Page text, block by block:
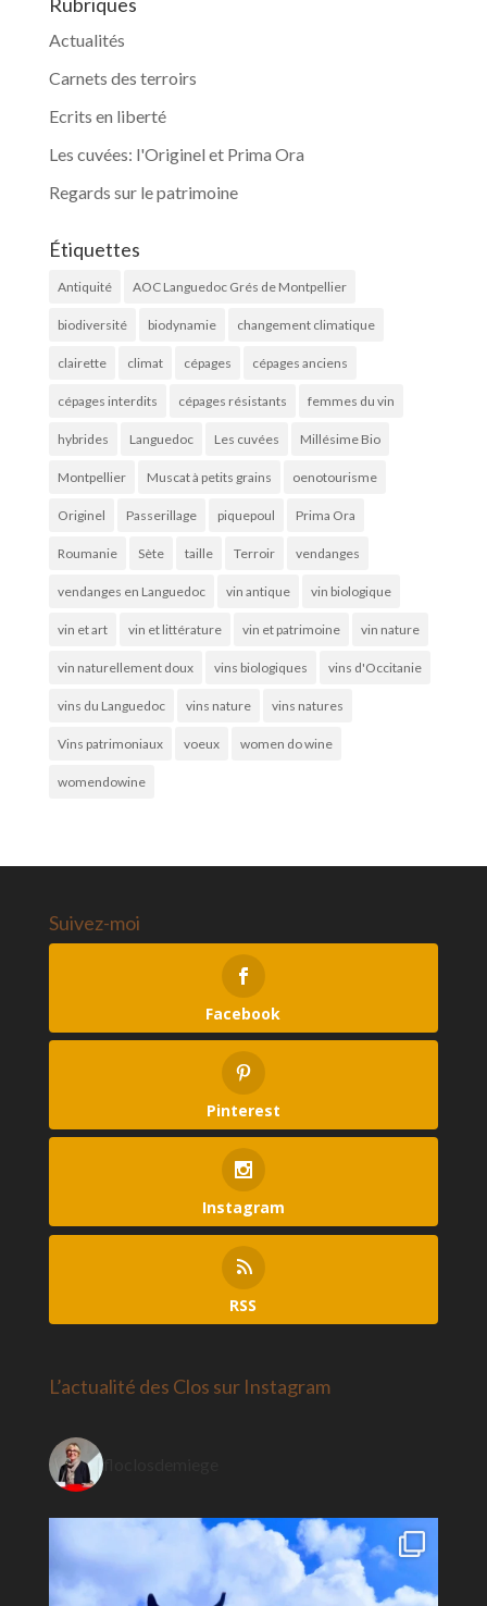
Actualités
Carnets des terroirs
Ecrits en liberté
Les cuvées: l'Originel et Prima Ora
Regards sur le patrimoine
Étiquettes
Antiquité AOC Languedoc Grés de Montpellier
biodiversité biodynamie changement climatique
clairette climat cépages cépages anciens
cépages interdits cépages résistants femmes du vin
hybrides Languedoc Les cuvées Millésime Bio
Montpellier Muscat à petits grains oenotourisme
Originel Passerillage piquepoul Prima Ora
Roumanie Sète taille Terroir vendanges
vendanges en Languedoc vin antique vin biologique
vin et art vin et littérature vin et patrimoine vin nature
vin naturellement doux vins biologiques vins d'Occitanie
vins du Languedoc vins nature vins natures
Vins patrimoniaux voeux women do wine
womendowine
Suivez-moi
Facebook
Pinterest
Instagram
RSS
L’actualité des Clos sur Instagram
floclosdemiege